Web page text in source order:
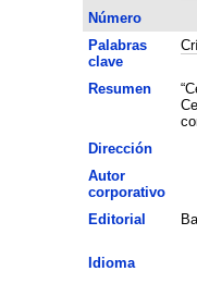
Número
Palabras
clave
Resumen
Dirección
Autor
corporativo
Editorial
Idioma